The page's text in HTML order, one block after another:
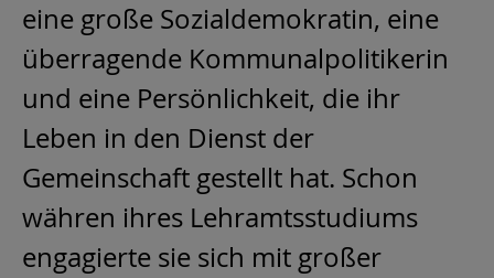
eine große Sozialdemokratin, eine
überragende Kommunalpolitikerin
und eine Persönlichkeit, die ihr
Leben in den Dienst der
Gemeinschaft gestellt hat. Schon
währen ihres Lehramtsstudiums
engagierte sie sich mit großer